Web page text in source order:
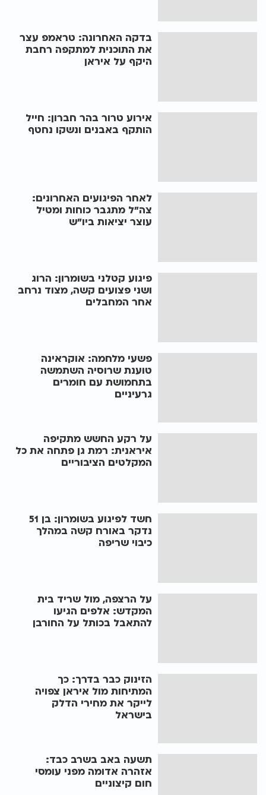
בדקה האחרונה: טראמפ עצר
את התוכנית למתקפה רחבת
היקף על איראן
אירוע טרור בהר חברון: חייל
הותקף באבנים ונשקו נחטף
לאחר הפיגועים האחרונים:
צה"ל מתגבר כוחות ומטיל
עוצר יציאות ביו"ש
פיגוע קטלני בשומרון: הרוג
ושני פצועים קשה, מצוד נרחב
אחר המחבלים
פשעי מלחמה: אוקראינה
טוענת שרוסיה השתמשה
בתחמושת עם חומרים
גרעיניים
על רקע החשש מתקיפה
איראנית: רמת גן פתחה את כל
המקלטים הציבוריים
חשד לפיגוע בשומרון: בן 51
נדקר באורח קשה במהלך
כיבוי שריפה
על הרצפה, מול שריד בית
המקדש: אלפים הגיעו
להתאבל בכותל על החורבן
הזינוק כבר בדרך: כך
המתיחות מול איראן צפויה
לייקר את מחירי הדלק
בישראל
תשעה באב בשרב כבד:
אזהרה אדומה מפני עומסי
חום קיצוניים